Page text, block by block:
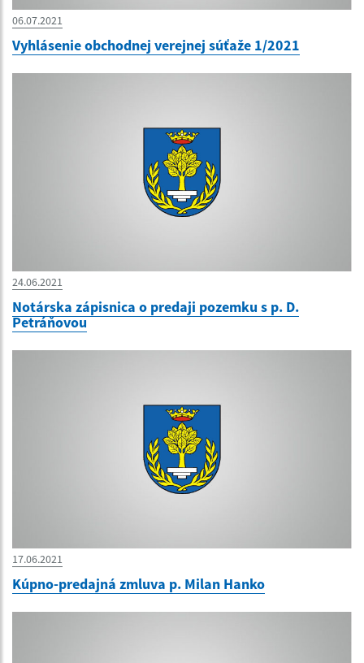
06.07.2021
Vyhlásenie obchodnej verejnej súťaže 1/2021
24.06.2021
Notárska zápisnica o predaji pozemku s p. D.
Petráňovou
17.06.2021
Kúpno-predajná zmluva p. Milan Hanko